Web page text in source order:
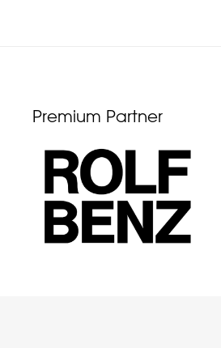
Premium Partner